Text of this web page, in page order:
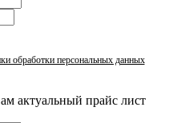
обработки персональных данных
актуальный прайс лист